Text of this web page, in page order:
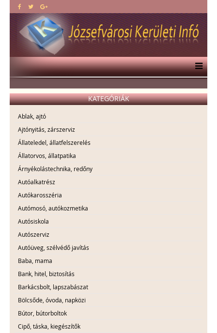
KATEGÓRIÁK
Ablak, ajtó
Ajtónyitás, zárszerviz
Állateledel, állatfelszerelés
Állatorvos, állatpatika
Árnyékolástechnika, redőny
Autóalkatrész
Autókarosszéria
Autómosó, autókozmetika
Autósiskola
Autószerviz
Autóüveg, szélvédő javítás
Baba, mama
Bank, hitel, biztosítás
Barkácsbolt, lapszabászat
Bölcsőde, óvoda, napközi
Bútor, bútorboltok
Cipő, táska, kiegészítők